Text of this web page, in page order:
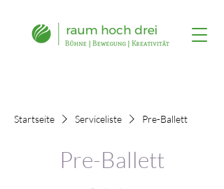
Startseite Serviceliste Pre-Ballett
Pre-Ballett